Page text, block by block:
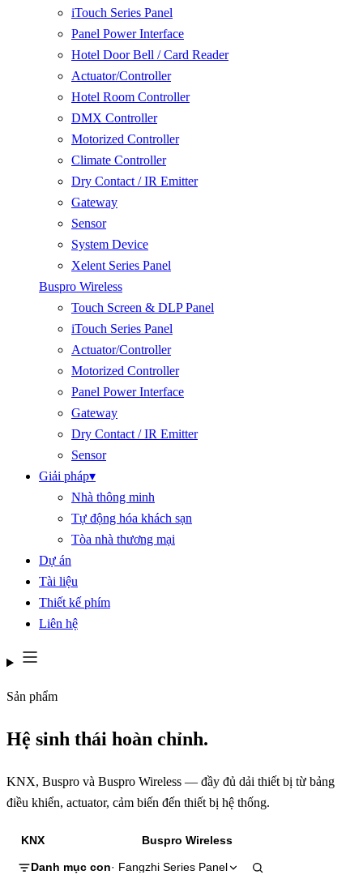
iTouch Series Panel
Panel Power Interface
Hotel Door Bell / Card Reader
Actuator/Controller
Hotel Room Controller
DMX Controller
Motorized Controller
Climate Controller
Dry Contact / IR Emitter
Gateway
Sensor
System Device
Xelent Series Panel
Buspro Wireless
Touch Screen & DLP Panel
iTouch Series Panel
Actuator/Controller
Motorized Controller
Panel Power Interface
Gateway
Dry Contact / IR Emitter
Sensor
Giải pháp▾
Nhà thông minh
Tự động hóa khách sạn
Tòa nhà thương mại
Dự án
Tài liệu
Thiết kế phím
Liên hệ
Sản phẩm
Hệ sinh thái hoàn chỉnh.
KNX, Buspro và Buspro Wireless — đầy đủ dải thiết bị từ bảng
điều khiển, actuator, cảm biến đến thiết bị hệ thống.
KNX Buspro Wireless
Danh mục con· Fangzhi Series Panel